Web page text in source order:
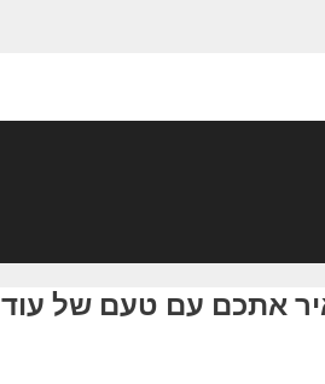
אתכם עם טעם של עוד